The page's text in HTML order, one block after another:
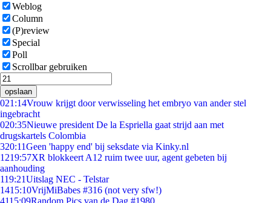
Weblog
Column
(P)review
Special
Poll
Scrollbar gebruiken
opslaan
021:14Vrouw krijgt door verwisseling het embryo van ander stel
ingebracht
020:35Nieuwe president De la Espriella gaat strijd aan met
drugskartels Colombia
320:11Geen 'happy end' bij seksdate via Kinky.nl
1219:57XR blokkeert A12 ruim twee uur, agent gebeten bij
aanhouding
119:21Uitslag NEC - Telstar
1415:10VrijMiBabes #316 (not very sfw!)
4115:09Random Pics van de Dag #1980